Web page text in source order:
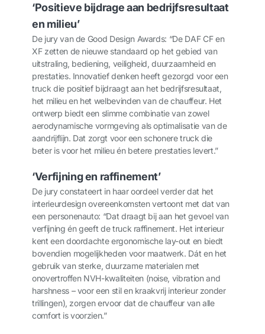
‘Positieve bijdrage aan bedrijfsresultaat
en milieu’
De jury van de Good Design Awards: “De DAF CF en
XF zetten de nieuwe standaard op het gebied van
uitstraling, bediening, veiligheid, duurzaamheid en
prestaties. Innovatief denken heeft gezorgd voor een
truck die positief bijdraagt aan het bedrijfsresultaat,
het milieu en het welbevinden van de chauffeur. Het
ontwerp biedt een slimme combinatie van zowel
aerodynamische vormgeving als optimalisatie van de
aandrijflijn. Dat zorgt voor een schonere truck die
beter is voor het milieu én betere prestaties levert.”
‘Verfijning en raffinement’
De jury constateert in haar oordeel verder dat het
interieurdesign overeenkomsten vertoont met dat van
een personenauto: “Dat draagt bij aan het gevoel van
verfijning én geeft de truck raffinement. Het interieur
kent een doordachte ergonomische lay-out en biedt
bovendien mogelijkheden voor maatwerk. Dát en het
gebruik van sterke, duurzame materialen met
onovertroffen NVH-kwaliteiten (noise, vibration and
harshness – voor een stil en kraakvrij interieur zonder
trillingen), zorgen ervoor dat de chauffeur van alle
comfort is voorzien.”